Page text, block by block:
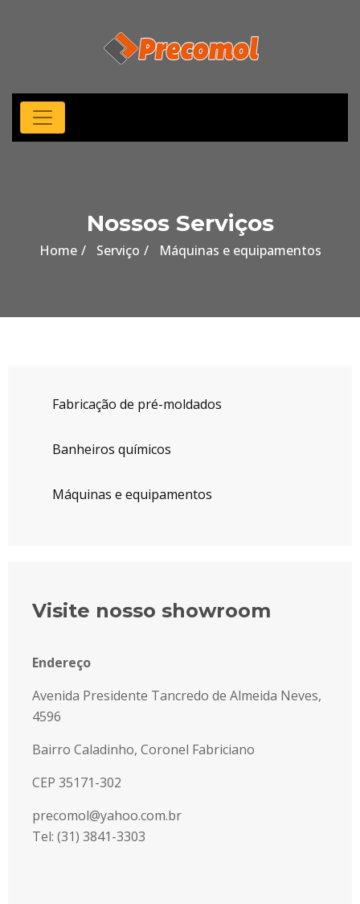
Nossos Serviços
Home Serviço Máquinas e equipamentos
Fabricação de pré-moldados
Banheiros químicos
Máquinas e equipamentos
Visite nosso showroom
Endereço
Avenida Presidente Tancredo de Almeida Neves,
4596
Bairro Caladinho, Coronel Fabriciano
CEP 35171-302
precomol@yahoo.com.br
Tel: (31) 3841-3303